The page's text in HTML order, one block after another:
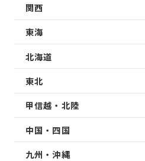
関西
東海
北海道
東北
甲信越・北陸
中国・四国
九州・沖縄